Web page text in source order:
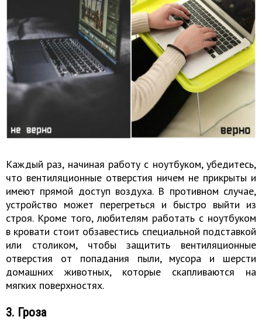
Каждый раз, начиная работу с ноутбуком, убедитесь,
что вентиляционные отверстия ничем не прикрыты и
имеют прямой доступ воздуха. В противном случае,
устройство может перегреться и быстро выйти из
строя. Кроме того, любителям работать с ноутбуком
в кровати стоит обзавестись специальной подставкой
или столиком, чтобы защитить вентиляционные
отверстия от попадания пыли, мусора и шерсти
домашних животных, которые скапливаются на
мягких поверхностях.
3. Гроза